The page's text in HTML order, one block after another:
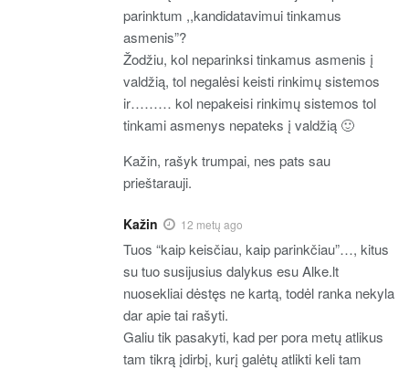
parinktum ,,kandidatavimui tinkamus
asmenis”?
Žodžiu, kol neparinksi tinkamus asmenis į
valdžią, tol negalėsi keisti rinkimų sistemos
ir……… kol nepakeisi rinkimų sistemos tol
tinkami asmenys nepateks į valdžią 🙂
Kažin, rašyk trumpai, nes pats sau
prieštarauji.
Kažin 12 metų ago
Tuos “kaip keisčiau, kaip parinkčiau”…, kitus
su tuo susijusius dalykus esu Alke.lt
nuosekliai dėstęs ne kartą, todėl ranka nekyla
dar apie tai rašyti.
Galiu tik pasakyti, kad per pora metų atlikus
tam tikrą įdirbį, kurį galėtų atlikti keli tam